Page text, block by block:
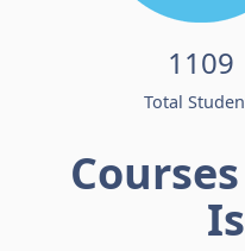
1109
Total